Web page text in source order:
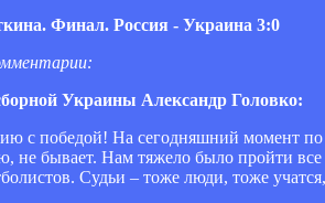
Финал. Россия - Украина 3:0
Украины Александр Головко:
с победой! На сегодняшний момент
не бывает. Нам тяжело было пройти
Судьи – тоже люди, тоже